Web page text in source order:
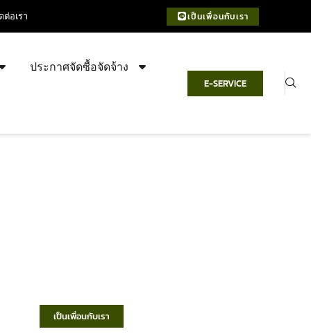
ต่อเรา เป็นเพื่อนกับเรา
ประกาศจัดซื้อจัดจ้าง
E-SERVICE
เป็นเพื่อนกับเรา